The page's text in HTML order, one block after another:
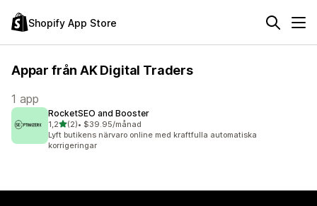
Shopify App Store
Appar från AK Digital Traders
1 app
RocketSEO and Booster
1,2av 5 stjärnor
(2)
2 recensioner totalt
• $39.95/månad
Lyft butikens närvaro online med kraftfulla automatiska
korrigeringar